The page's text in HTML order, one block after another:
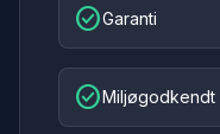
check_circleGaranti
check_circleMiljøgodkendt